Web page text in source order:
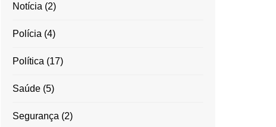
Notícia (2)
Polícia (4)
Política (17)
Saúde (5)
Segurança (2)